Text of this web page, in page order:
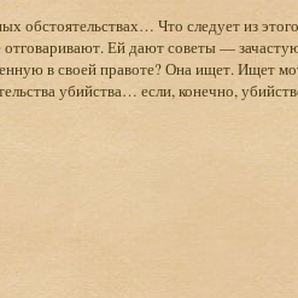
обстоятельствах… Что следует из
Ей дают советы —
в своей правоте? Она ищет. Ищет
убийства… если, конечно,